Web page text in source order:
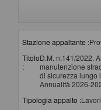
Stazione appaltante :
Titolo
:
D.M. n.141/2022.
manutenzione
di sicurezza lungo
Annualità 2026-
Tipologia appalto :Lavori